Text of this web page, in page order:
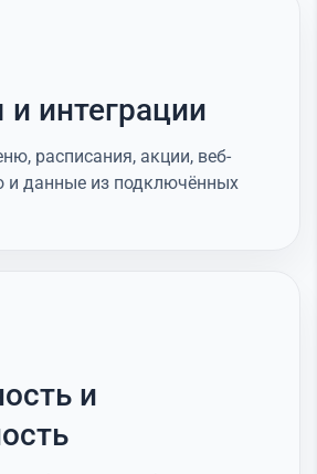
интеграции
расписания, акции, веб-
и данные из подключённых
и